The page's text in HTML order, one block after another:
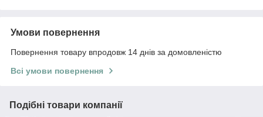
Умови повернення
Повернення товару впродовж 14 днів за домовленістю
Всі умови повернення
Подібні товари компанії